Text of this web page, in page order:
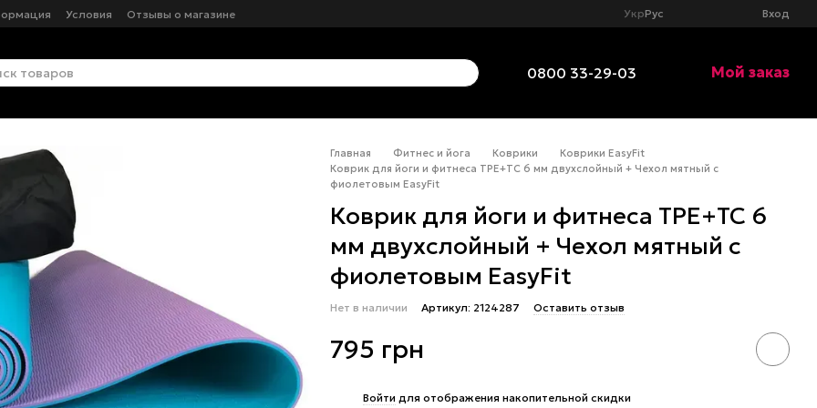
Условия Отзывы о магазине УкрРус Вход
0800 33-29-03 Мой заказ
Главная Фитнес и йога Коврики
Коврики EasyFit
Коврик для йоги и фитнеса TPE+TC 6 мм двухслойный + Чехол мятный с
фиолетовым EasyFit
Коврик для йоги и фитнеса TPE+TC 6
мм двухслойный + Чехол мятный с
фиолетовым EasyFit
Нет в наличии Артикул: 2124287 Оставить отзыв
795 грн
Войти для отображения накопительной скидки